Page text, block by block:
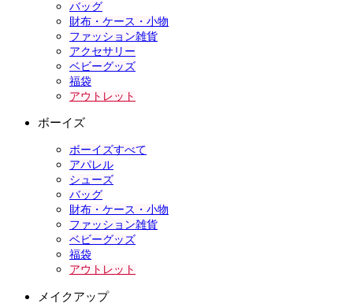
バッグ
財布・ケース・小物
ファッション雑貨
アクセサリー
ベビーグッズ
福袋
アウトレット
ボーイズ
ボーイズすべて
アパレル
シューズ
バッグ
財布・ケース・小物
ファッション雑貨
ベビーグッズ
福袋
アウトレット
メイクアップ